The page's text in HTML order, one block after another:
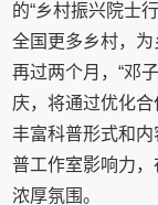
的“乡村振兴院士
全国更多乡村，为
再过两个月，“邓
庆，将通过优化合
丰富科普形式和
普工作室影响力
浓厚氛围。